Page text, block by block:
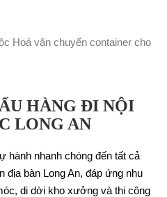
HÀNG ĐI NỘI
LONG AN
hành nhanh chóng đến tất cả
địa bàn Long An, đáp ứng nhu
di dời kho xưởng và thi công